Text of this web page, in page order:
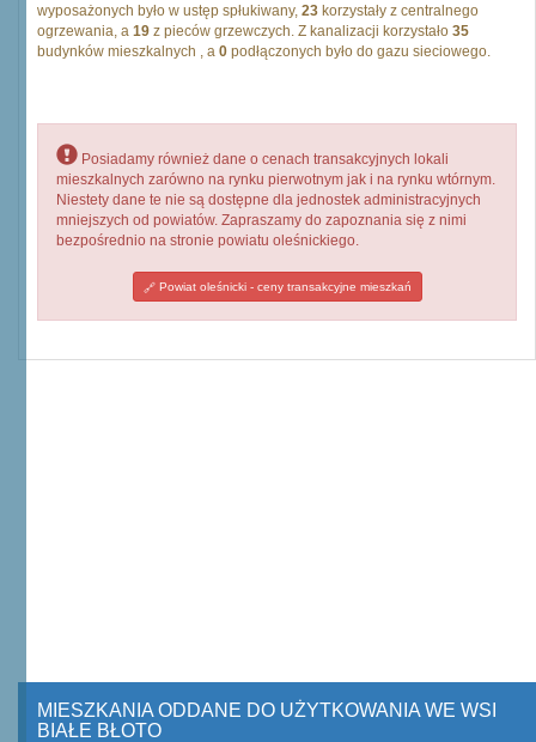
wyposażonych było w ustęp spłukiwany, 23 korzystały z centralnego
ogrzewania, a 19 z pieców grzewczych. Z kanalizacji korzystało 35
budynków mieszkalnych , a 0 podłączonych było do gazu sieciowego.
Posiadamy również dane o cenach transakcyjnych lokali
mieszkalnych zarówno na rynku pierwotnym jak i na rynku wtórnym.
Niestety dane te nie są dostępne dla jednostek administracyjnych
mniejszych od powiatów. Zapraszamy do zapoznania się z nimi
bezpośrednio na stronie powiatu oleśnickiego.
Powiat oleśnicki - ceny transakcyjne mieszkań
MIESZKANIA ODDANE DO UŻYTKOWANIA WE WSI
BIAŁE BŁOTO